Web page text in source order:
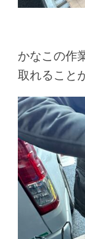
かなこの作
取れること